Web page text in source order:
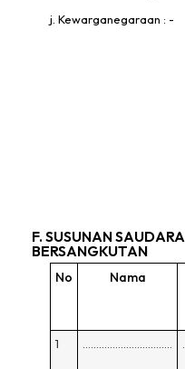
j. Kewarganegaraan : -
F. SUSUNAN
BERSANGKUTAN
No Nama
1